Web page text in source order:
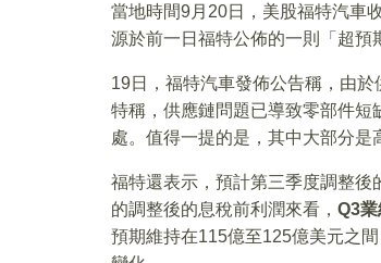
當地時間9月20日，美股福特汽車
源於前一日福特公佈的一則「超預
19日，福特汽車發佈公告稱，由於
特稱，供應鏈問題已導致零部件
處。值得一提的是，其中大部分是
福特還表示，預計第三季度調整
的調整後的息稅前利潤來看， Q3業
預期維持在115億至125億美元之